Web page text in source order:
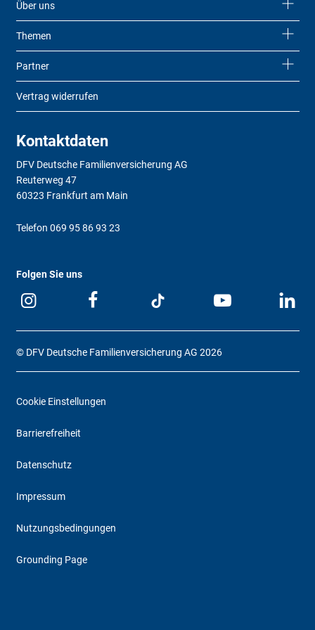
Über uns
Themen
Partner
Vertrag widerrufen
Kontaktdaten
DFV Deutsche Familienversicherung AG
Reuterweg 47
60323 Frankfurt am Main
Telefon 069 95 86 93 23
Folgen Sie uns
© DFV Deutsche Familienversicherung AG 2026
Cookie Einstellungen
Barrierefreiheit
Datenschutz
Impressum
Nutzungsbedingungen
Grounding Page